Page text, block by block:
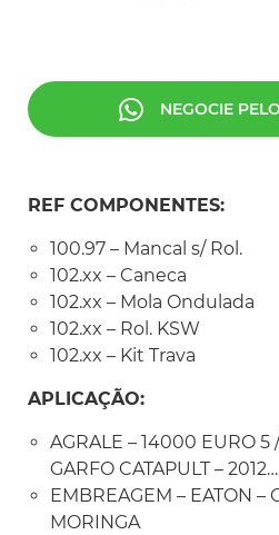
NEGOCIE
REF COMPONENTES:
100.97 – Mancal s/ Rol.
102.xx – Caneca
102.xx – Mola Ondulada
102.xx – Rol. KSW
102.xx – Kit Trava
APLICAÇÃO:
AGRALE – 14000 EURO
GARFO CATAPULT –
EMBREAGEM – EATON –
MORINGA